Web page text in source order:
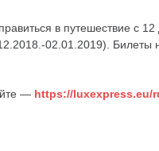
в путешествие с 12
02.01.2019). Билеты
— https://luxexpress.eu/